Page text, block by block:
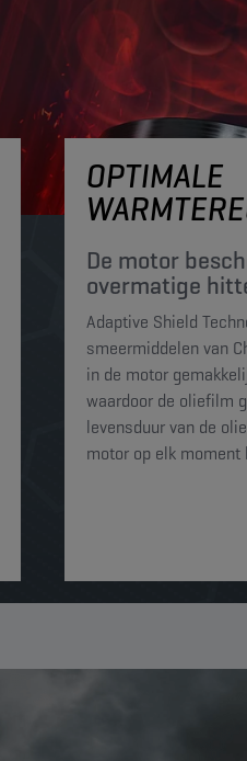
OPTIMALE
De motor
overmatige
Adaptive Shield
smeermiddelen van
in de motor
waardoor de oliefilm
levensduur van de
motor op elk moment